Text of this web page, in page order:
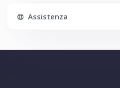
Assistenza